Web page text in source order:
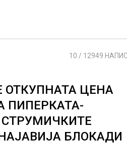
10 / 12949
ОТКУПНАТА ЦЕНА
ПИПЕРКАТА-
СТРУМИЧКИТЕ
БЛОКАДИ